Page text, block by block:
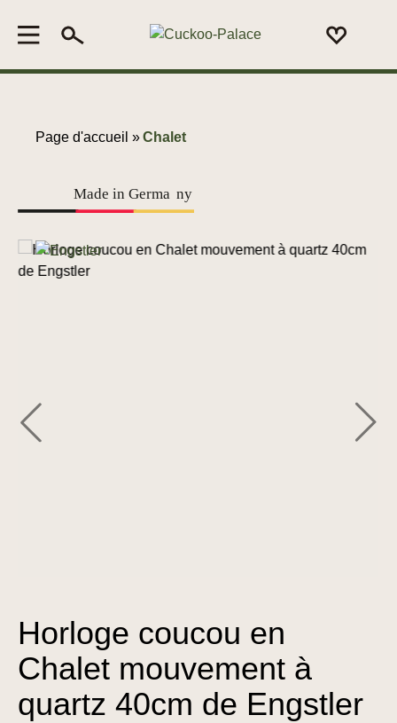
Page d'accueil »Chalet
Made in Germa ny
Horloge coucou en
Chalet mouvement à
quartz 40cm de Engstler